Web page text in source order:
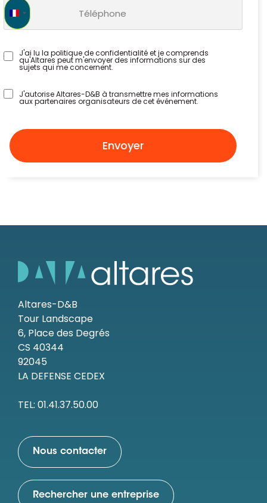
France +33
J'ai lu la politique de confidentialité et je comprends
qu'Altares peut m'envoyer des informations sur des
sujets qui me concernent.
J'autorise Altares-D&B à transmettre mes informations
aux partenaires organisateurs de cet événement.
Envoyer
Altares-D&B
Tour Landscape
6, Place des Degrés
CS 40344
92045
LA DEFENSE CEDEX
TEL: 01.41.37.50.00
Nous contacter
Rechercher une entreprise